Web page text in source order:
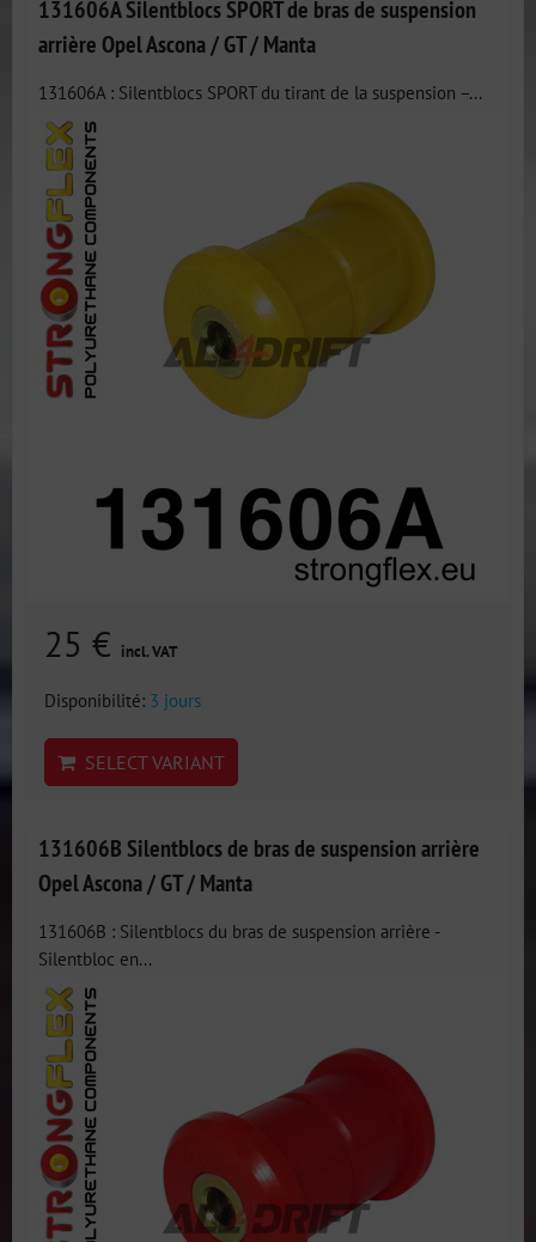
131606A Silentblocs SPORT de bras de suspension
arrière Opel Ascona / GT / Manta
131606A : Silentblocs SPORT du tirant de la suspension –...
25 € incl. VAT
Disponibilité: 3 jours
SELECT VARIANT
131606B Silentblocs de bras de suspension arrière
Opel Ascona / GT / Manta
131606B : Silentblocs du bras de suspension arrière -
Silentbloc en...